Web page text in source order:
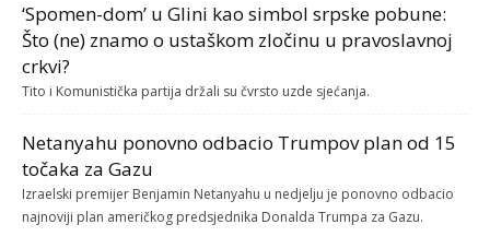
‘Spomen-dom’ u Glini kao simbol srpske pobune:
Što (ne) znamo o ustaškom zločinu u pravoslavnoj
crkvi?
Tito i Komunistička partija držali su čvrsto uzde sjećanja.
Netanyahu ponovno odbacio Trumpov plan od 15
točaka za Gazu
Izraelski premijer Benjamin Netanyahu u nedjelju je ponovno odbacio
najnoviji plan američkog predsjednika Donalda Trumpa za Gazu.